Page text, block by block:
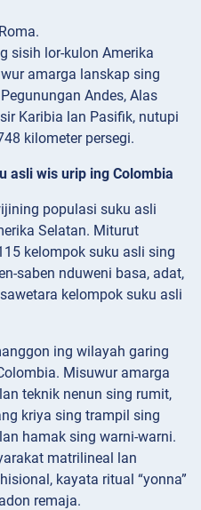
sisih lor-kulon Amerika
amarga lanskap sing
Andes, Alas
Karibia lan Pasifik, nutupi
kilometer persegi.
asli wis urip ing Colombia
populasi suku asli
Selatan. Miturut
kelompok suku asli sing
saben nduweni basa, adat,
kelompok suku asli
ing wilayah garing
Misuwur amarga
teknik nenun sing rumit,
kriya sing trampil sing
hamak sing warni-warni.
matrilineal lan
kayata ritual “yonna”
remaja.